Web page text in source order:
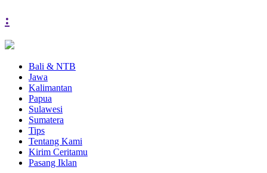
:
Bali & NTB
Jawa
Kalimantan
Papua
Sulawesi
Sumatera
Tips
Tentang Kami
Kirim Ceritamu
Pasang Iklan